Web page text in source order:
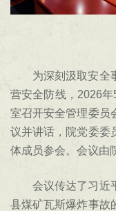
为深刻汲取安全
营安全防线，2026
室召开安全管理委员
议并讲话，院党委委
体成员参会。会议由
会议传达了习近
县煤矿瓦斯爆炸事故